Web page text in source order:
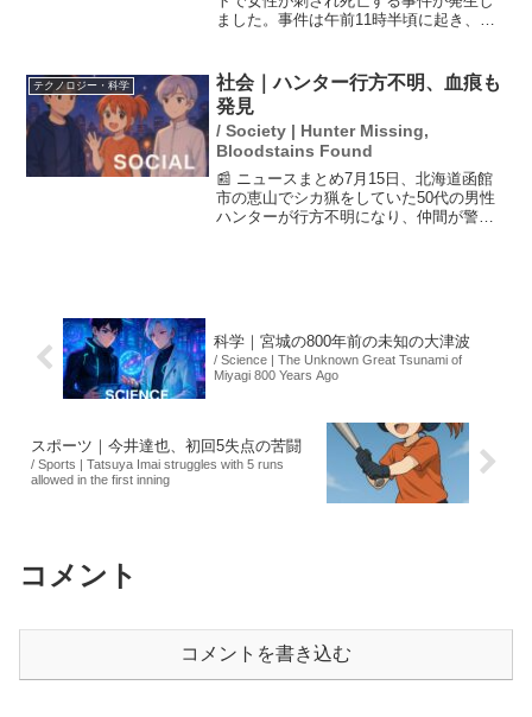
ました。事件は午前11時半頃に起き、弟
の男から事情を聴き、殺人事件として捜
査を進めています。現...
テクノロジー・科学
社会｜ハンター行方不明、血痕も
発見
/ Society | Hunter Missing,
Bloodstains Found
📰 ニュースまとめ7月15日、北海道函館
市の恵山でシカ猟をしていた50代の男性
ハンターが行方不明になり、仲間が警察
科学｜宮城の800年前の未知の大津波
/ Science | The Unknown Great Tsunami of
Miyagi 800 Years Ago
スポーツ｜今井達也、初回5失点の苦闘
/ Sports | Tatsuya Imai struggles with 5 runs
allowed in the first inning
コメント
コメントを書き込む